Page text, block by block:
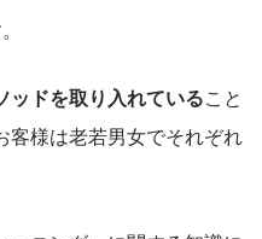
ッドを取り入れていること
客様は老若男女でそれぞれ